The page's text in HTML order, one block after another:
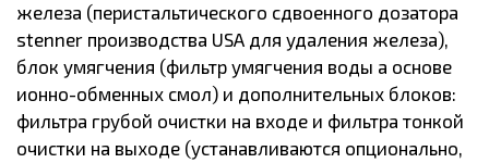
железа (перистальтического сдвоенного дозатора
stenner производства USA для удаления железа),
блок умягчения (фильтр умягчения воды а основе
ионно-обменных смол) и дополнительных блоков:
фильтра грубой очистки на входе и фильтра тонкой
очистки на выходе (устанавливаются опционально,